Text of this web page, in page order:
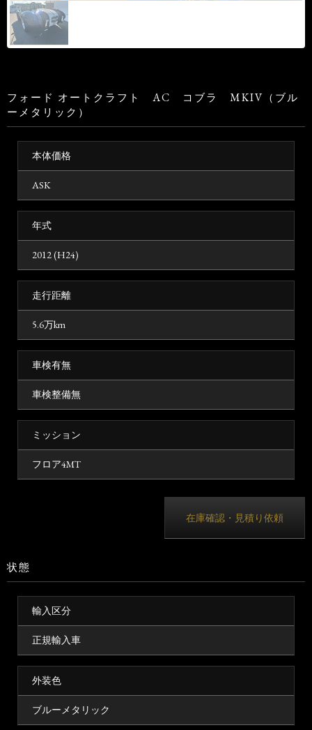
フォード オートクラフト AC コブラ MKIV（ブル
ーメタリック）
本体価格
ASK
年式
2012 (H24)
走行距離
5.6万km
車検有無
車検整備無
ミッション
フロア4MT
在庫確認・見積り依頼
状態
輸入区分
正規輸入車
外装色
ブルーメタリック